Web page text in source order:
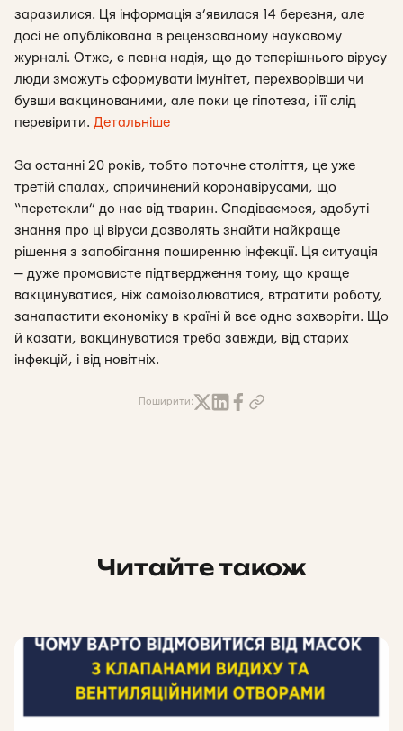
заразилися. Ця інформація з’явилася 14 березня, але
досі не опублікована в рецензованому науковому
журналі. Отже, є певна надія, що до теперішнього вірусу
люди зможуть сформувати імунітет, перехворівши чи
бувши вакцинованими, але поки це гіпотеза, і її слід
перевірити. Детальніше
За останні 20 років, тобто поточне століття, це уже
третій спалах, спричинений коронавірусами, що
“перетекли” до нас від тварин. Сподіваємося, здобуті
знання про ці віруси дозволять знайти найкраще
рішення з запобігання поширенню інфекції. Ця ситуація
— дуже промовисте підтвердження тому, що краще
вакцинуватися, ніж самоізолюватися, втратити роботу,
занапастити економіку в країні й все одно захворіти. Що
й казати, вакцинуватися треба завжди, від старих
інфекцій, і від новітніх.
Поширити:
Читайте також